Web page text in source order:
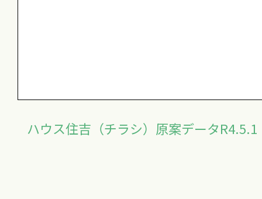
ハウス住吉（チラシ）原案データR4.5.1